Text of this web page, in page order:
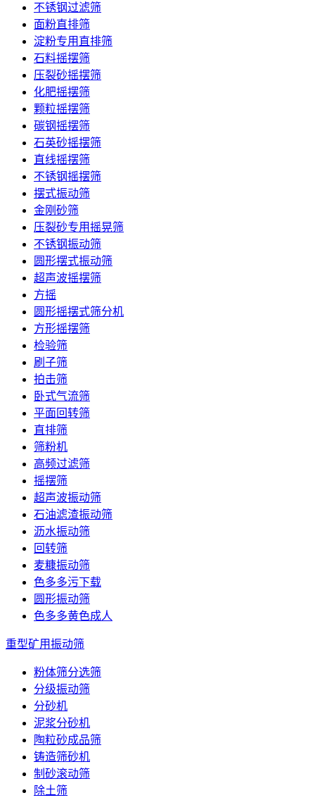
不锈钢过滤筛
面粉直排筛
淀粉专用直排筛
石料摇摆筛
压裂砂摇摆筛
化肥摇摆筛
颗粒摇摆筛
碳钢摇摆筛
石英砂摇摆筛
直线摇摆筛
不锈钢摇摆筛
摆式振动筛
金刚砂筛
压裂砂专用摇晃筛
不锈钢振动筛
圆形摆式振动筛
超声波摇摆筛
方摇
圆形摇摆式筛分机
方形摇摆筛
检验筛
刷子筛
拍击筛
卧式气流筛
平面回转筛
直排筛
筛粉机
高频过滤筛
摇摆筛
超声波振动筛
石油滤渣振动筛
沥水振动筛
回转筛
麦糠振动筛
色多多污下载
圆形振动筛
色多多黄色成人
重型矿用振动筛
粉体筛分选筛
分级振动筛
分砂机
泥浆分砂机
陶粒砂成品筛
铸造筛砂机
制砂滚动筛
除土筛